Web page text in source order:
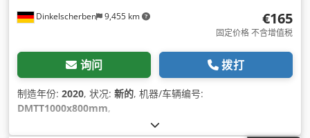
Dinkelscherben 9,455 km €165
固定价格 不含增值税
询问 拨打
制造年份: 2020, 状况: 新的, 机器/车辆编号:
DMTT1000x800mm,